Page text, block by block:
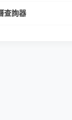
查詢器